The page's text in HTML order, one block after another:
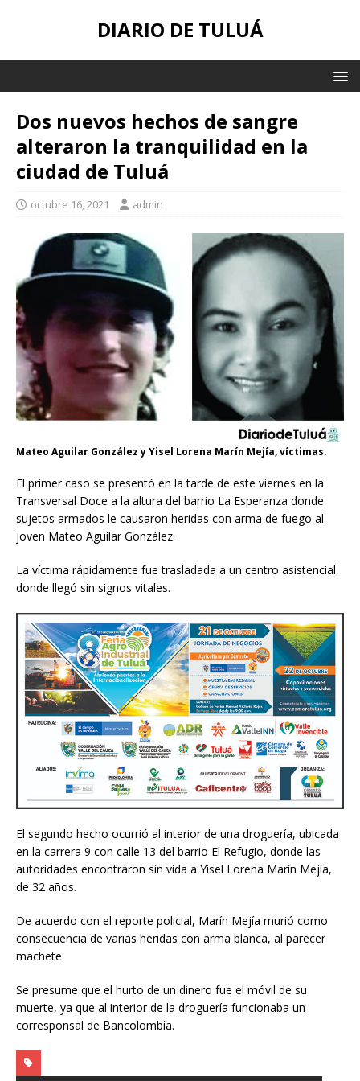
DIARIO DE TULUÁ
Dos nuevos hechos de sangre
alteraron la tranquilidad en la
ciudad de Tuluá
octubre 16, 2021 admin
Mateo Aguilar González y Yisel Lorena Marín Mejía, víctimas.
El primer caso se presentó en la tarde de este viernes en la
Transversal Doce a la altura del barrio La Esperanza donde
sujetos armados le causaron heridas con arma de fuego al
joven Mateo Aguilar González.
La víctima rápidamente fue trasladada a un centro asistencial
donde llegó sin signos vitales.
El segundo hecho ocurrió al interior de una droguería, ubicada
en la carrera 9 con calle 13 del barrio El Refugio, donde las
autoridades encontraron sin vida a Yisel Lorena Marín Mejía,
de 32 años.
De acuerdo con el reporte policial, Marín Mejía murió como
consecuencia de varias heridas con arma blanca, al parecer
machete.
Se presume que el hurto de un dinero fue el móvil de su
muerte, ya que al interior de la droguería funcionaba un
corresponsal de Bancolombia.